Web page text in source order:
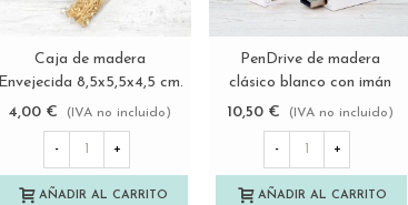
Ver más
Caja de madera
Envejecida 8,5x5,5x4,5 cm.
Ref.PC1P
4,00 € (IVA no incluido)
- +
AÑADIR AL CARRITO
Ver más
PenDrive de madera
clásico blanco con imán
Ref.USBCH11
10,50 € (IVA no incluido)
- +
AÑADIR AL CARRITO